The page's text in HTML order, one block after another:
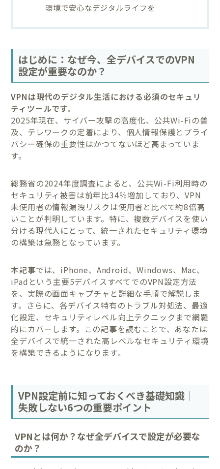
環境で安心なデジタルライフを
はじめに：なぜ今、全デバイスでのVPN
設定が重要なのか？
VPNは現代のデジタル生活における必須のセキュリ
ティツールです。
2025年現在、サイバー攻撃の高度化、公共Wi-Fiの普
及、テレワークの定着により、個人情報保護とプライ
バシー確保の重要性はかつてないほど高まっていま
す。
総務省の2024年度調査によると、公共Wi-Fi利用時の
セキュリティ被害は前年比34％増加しており、VPN
未使用者の情報漏洩リスクは使用者と比べて約8倍高
いことが判明しています。特に、複数デバイスを使い
分ける現代人にとって、統一されたセキュリティ環境
の構築は急務となっています。
本記事では、iPhone、Android、Windows、Mac、
iPadという主要5デバイスすべてでのVPN設定方法
を、実際の画面キャプチャと詳細な手順で解説しま
す。さらに、各デバイス特有のトラブル対処法、最適
化設定、セキュリティレベル向上テクニックまで網羅
的にカバーします。この記事を読むことで、あなたは
全デバイスで統一された高レベルなセキュリティ環境
を構築できるようになります。
VPN設定前に知っておくべき基礎知識｜
失敗しない6つの重要ポイント
VPNとは何か？なぜ全デバイスで設定が必要な
のか？